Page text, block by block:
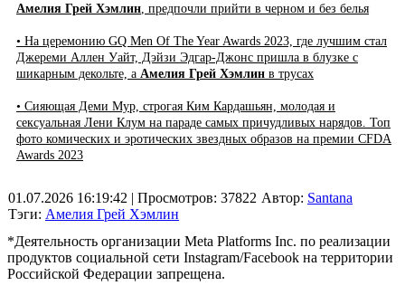
Амелия Грей Хэмлин , предпочли прийти в черном и без белья
• На церемонию GQ Men Of The Year Awards 2023, где лучшим стал
Джереми Аллен Уайт, Дэйзи Эдгар-Джонс пришла в блузке с
шикарным декольте, а Амелия Грей Хэмлин в трусах
• Сияющая Деми Мур, строгая Ким Кардашьян, молодая и
сексуальная Лени Клум на параде самых причудливых нарядов. Топ
фото комических и эротических звездных образов на премии CFDA
Awards 2023
01.07.2026 16:19:42 | Просмотров: 37822
Тэги: Амелия Грей Хэмлин
Автор: Santana
*Деятельность организации Meta Platforms Inc. по реализации
продуктов социальной сети Instagram/Facebook на территории
Российской Федерации запрещена.